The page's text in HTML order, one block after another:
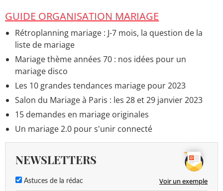
GUIDE ORGANISATION MARIAGE
Rétroplanning mariage : J-7 mois, la question de la
liste de mariage
Mariage thème années 70 : nos idées pour un
mariage disco
Les 10 grandes tendances mariage pour 2023
Salon du Mariage à Paris : les 28 et 29 janvier 2023
15 demandes en mariage originales
Un mariage 2.0 pour s'unir connecté
NEWSLETTERS
Astuces de la rédac Voir un exemple